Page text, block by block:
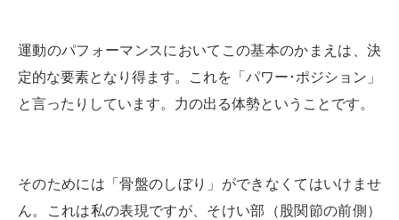
運動のパフォーマンスにおいてこの基本のかまえは、決
定的な要素となり得ます。これを「パワー･ポジション」
と言ったりしています。力の出る体勢ということです。
そのためには「骨盤のしぼり」ができなくてはいけませ
ん。これは私の表現ですが、そけい部（股関節の前側）